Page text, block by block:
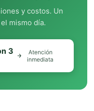
y costos. Un
mismo día.
3
Atención
inmediata